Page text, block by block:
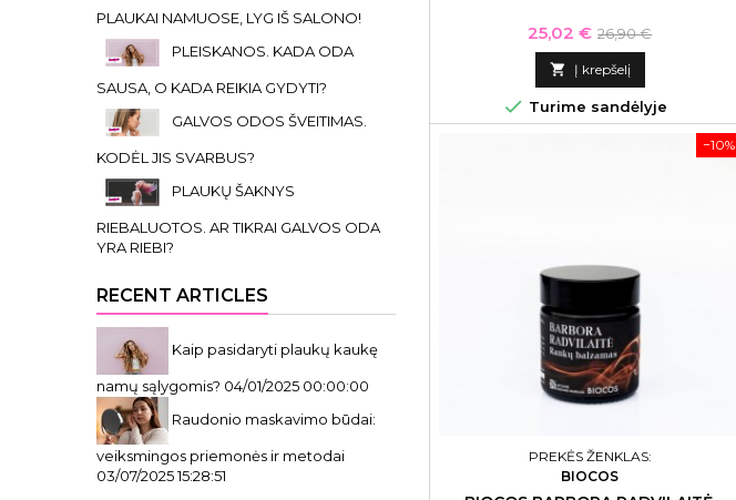
PLAUKAI NAMUOSE, LYG IŠ SALONO!
PLEISKANOS. KADA ODA
SAUSA, O KADA REIKIA GYDYTI?
GALVOS ODOS ŠVEITIMAS.
KODĖL JIS SVARBUS?
PLAUKŲ ŠAKNYS
RIEBALUOTOS. AR TIKRAI GALVOS ODA
YRA RIEBI?
RECENT ARTICLES
Kaip pasidaryti plaukų kaukę
namų sąlygomis? 04/01/2025 00:00:00
Raudonio maskavimo būdai:
veiksmingos priemonės ir metodai
03/07/2025 15:28:51
Kaina
25,02 € Bazinė
kaina
26,90 €
 Į krepšelį
 Turime sandėlyje
−10%
PREKĖS ŽENKLAS:
BIOCOS